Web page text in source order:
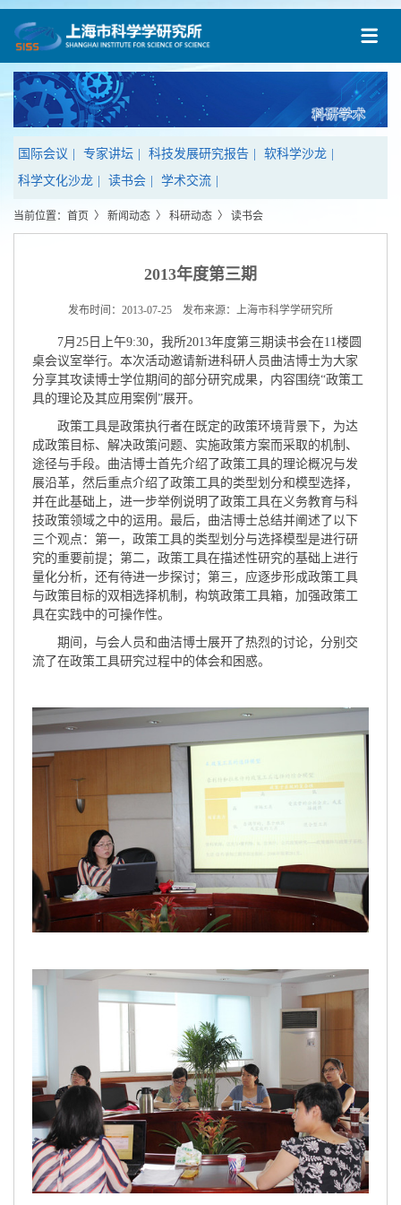
国际会议 专家讲坛 科技发展研究报告 软科学沙龙
科学文化沙龙
读书会 学术交流
当前位置： 首页 〉 新闻动态 〉 科研动态 〉 读书会
2013年度第三期
发布时间：2013-07-25 发布来源：上海市科学学研究所
7月25日上午9:30，我所2013年度第三期读书会在11楼圆
桌会议室举行。本次活动邀请新进科研人员曲洁博士为大家
分享其攻读博士学位期间的部分研究成果，内容围绕“政策工
具的理论及其应用案例”展开。
政策工具是政策执行者在既定的政策环境背景下，为达
成政策目标、解决政策问题、实施政策方案而采取的机制、
途径与手段。曲洁博士首先介绍了政策工具的理论概况与发
展沿革，然后重点介绍了政策工具的类型划分和模型选择，
并在此基础上，进一步举例说明了政策工具在义务教育与科
技政策领域之中的运用。最后，曲洁博士总结并阐述了以下
三个观点：第一，政策工具的类型划分与选择模型是进行研
究的重要前提；第二，政策工具在描述性研究的基础上进行
量化分析，还有待进一步探讨；第三，应逐步形成政策工具
与政策目标的双相选择机制，构筑政策工具箱，加强政策工
具在实践中的可操作性。
期间，与会人员和曲洁博士展开了热烈的讨论，分别交
流了在政策工具研究过程中的体会和困惑。